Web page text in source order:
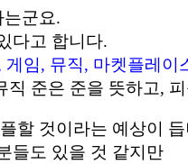
는군요.
다고 합니다.
임, 뮤직, 마켓플레이
준은 준을 뜻하고,
할 것이라는 예상이
들도 있을 것 같지만